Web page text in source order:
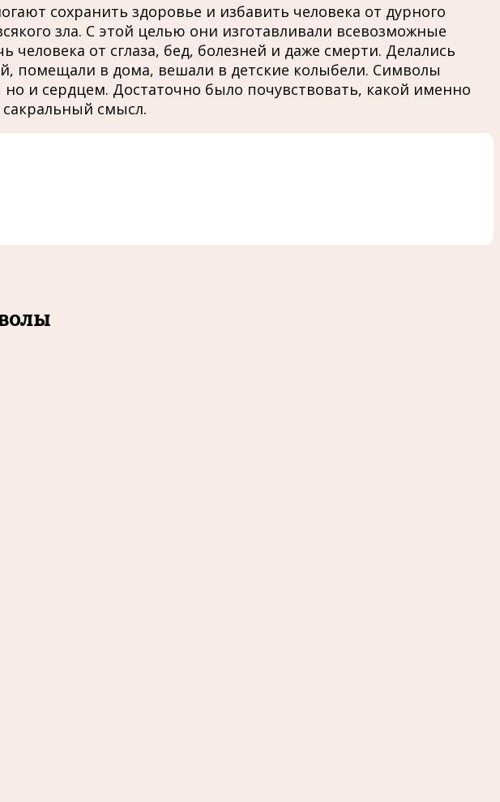
сохранить здоровье и избавить человека от дурного
зла. С этой целью они изготавливали всевозможные
от сглаза, бед, болезней и даже смерти. Делались
помещали в дома, вешали в детские колыбели. Символы
и сердцем. Достаточно было почувствовать, какой именно
смысл.